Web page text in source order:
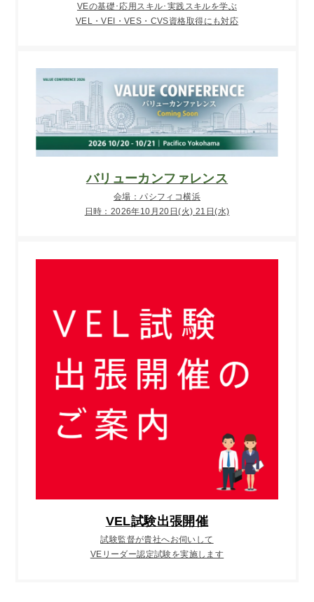
VEの基礎･応用スキル･実践スキルを学ぶ
VEL・VEI・VES・CVS資格取得にも対応
バリューカンファレンス
会場：パシフィコ横浜
日時：2026年10月20日(火) 21日(水)
VEL試験出張開催
試験監督が貴社へお伺いして
VEリーダー認定試験を実施します